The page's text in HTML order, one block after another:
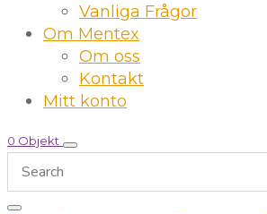
Vanliga Frågor
Om Mentex
Om oss
Kontakt
Mitt konto
0 Objekt